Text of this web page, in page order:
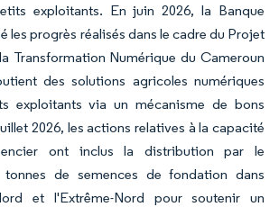
exploitants. En juin 2026, la Banque
les progrès réalisés dans le cadre du Projet
Transformation Numérique du Cameroun
des solutions agricoles numériques
exploitants via un mécanisme de bons
2026, les actions relatives à la capacité
ont inclus la distribution par le
de semences de fondation dans
et l'Extrême-Nord pour soutenir un